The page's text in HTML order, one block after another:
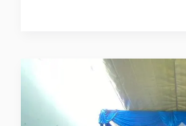
PERINGATAN
HARI
GURU